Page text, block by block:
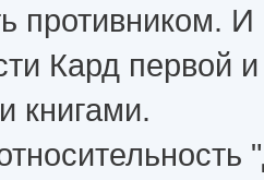
противником.
Кард первой
книгами.